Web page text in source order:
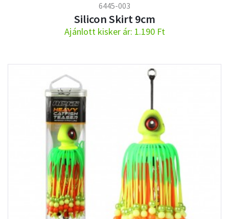
6445-003
Silicon Skirt 9cm
Ajánlott kisker ár: 1.190 Ft